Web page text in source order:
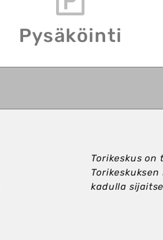
Pysäköinti
Torikeskus on
kadulla